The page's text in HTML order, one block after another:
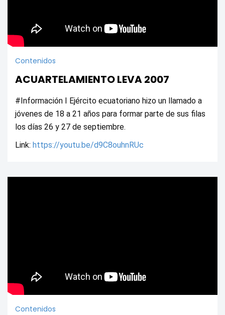
Contenidos
ACUARTELAMIENTO LEVA 2007
#Información I Ejército ecuatoriano hizo un llamado a
jóvenes de 18 a 21 años para formar parte de sus filas
los días 26 y 27 de septiembre.
Link: https://youtu.be/d9C8ouhnRUc
Contenidos